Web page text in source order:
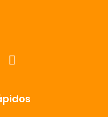
I
n
a